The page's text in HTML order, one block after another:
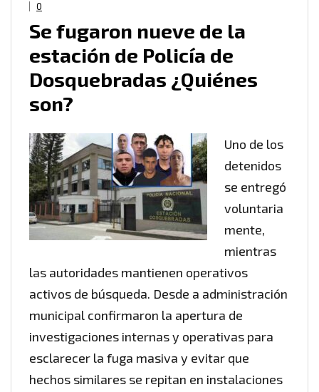
0
Se fugaron nueve de la
estación de Policía de
Dosquebradas ¿Quiénes
son?
Uno de los
detenidos
se entregó
voluntaria
mente,
mientras
las autoridades mantienen operativos
activos de búsqueda. Desde a administración
municipal confirmaron la apertura de
investigaciones internas y operativas para
esclarecer la fuga masiva y evitar que
hechos similares se repitan en instalaciones